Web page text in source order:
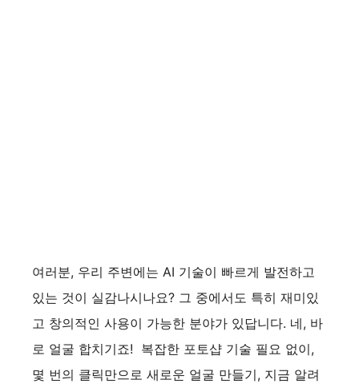
여러분, 우리 주변에는 AI 기술이 빠르게 발전하고
있는 것이 실감나시나요? 그 중에서도 특히 재미있
고 창의적인 사용이 가능한 분야가 있답니다. 네, 바
로 얼굴 합치기죠! 복잡한 포토샵 기술 필요 없이,
몇 번의 클릭만으로 새로운 얼굴 만들기, 지금 알려